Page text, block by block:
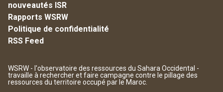
nouveautés ISR
Rapports WSRW
Politique de confidentialité
RSS Feed
WSRW - l'observatoire des ressources du Sahara Occidental -
travaille à rechercher et faire campagne contre le pillage des
ressources du territoire occupé par le Maroc.